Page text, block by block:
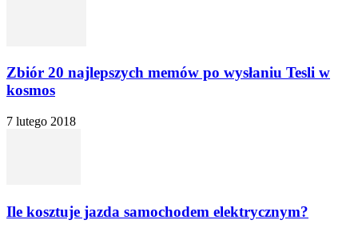
Zbiór 20 najlepszych memów po wysłaniu Tesli w
kosmos
7 lutego 2018
Ile kosztuje jazda samochodem elektrycznym?